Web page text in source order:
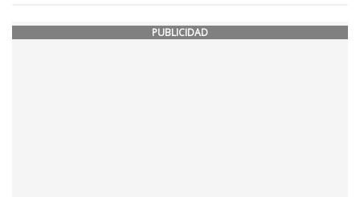
PUBLICIDAD